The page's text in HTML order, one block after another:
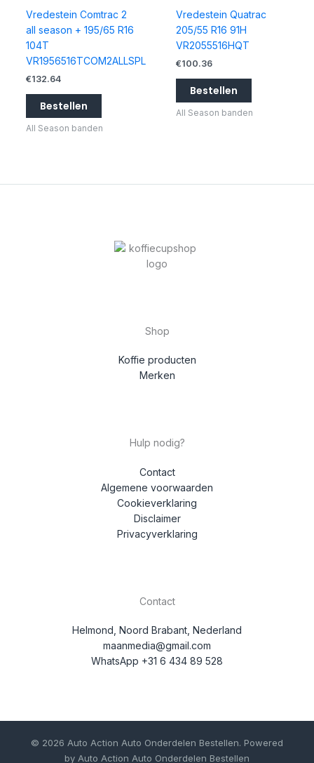
Vredestein Comtrac 2
all season + 195/65 R16
104T
VR1956516TCOM2ALLSPL
€132.64
Bestellen
All Season banden
Vredestein Quatrac
205/55 R16 91H
VR2055516HQT
€100.36
Bestellen
All Season banden
Shop
Koffie producten
Merken
Hulp nodig?
Contact
Algemene voorwaarden
Cookieverklaring
Disclaimer
Privacyverklaring
Contact
Helmond, Noord Brabant, Nederland
maanmedia@gmail.com
WhatsApp +31 6 434 89 528
© 2026 Auto Action Auto Onderdelen Bestellen. Powered
by Auto Action Auto Onderdelen Bestellen